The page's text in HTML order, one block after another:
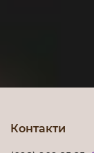
Контакти